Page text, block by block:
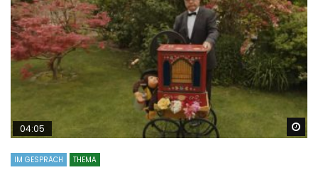
04:05
IM GESPRÄCH THEMA